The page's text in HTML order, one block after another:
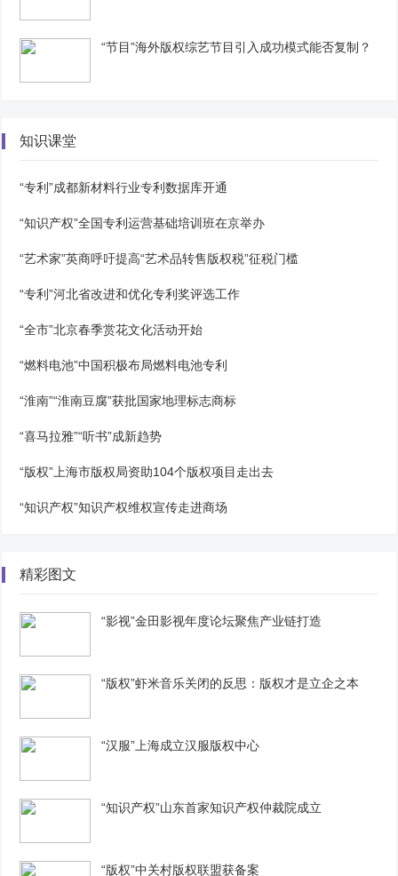
“节目”海外版权综艺节目引入成功模式能否复制？
知识课堂
“专利”成都新材料行业专利数据库开通
“知识产权”全国专利运营基础培训班在京举办
“艺术家”英商呼吁提高“艺术品转售版权税”征税门槛
“专利”河北省改进和优化专利奖评选工作
“全市”北京春季赏花文化活动开始
“燃料电池”中国积极布局燃料电池专利
“淮南”“淮南豆腐”获批国家地理标志商标
“喜马拉雅”“听书”成新趋势
“版权”上海市版权局资助104个版权项目走出去
“知识产权”知识产权维权宣传走进商场
精彩图文
“影视”金田影视年度论坛聚焦产业链打造
“版权”虾米音乐关闭的反思：版权才是立企之本
“汉服”上海成立汉服版权中心
“知识产权”山东首家知识产权仲裁院成立
“版权”中关村版权联盟获备案